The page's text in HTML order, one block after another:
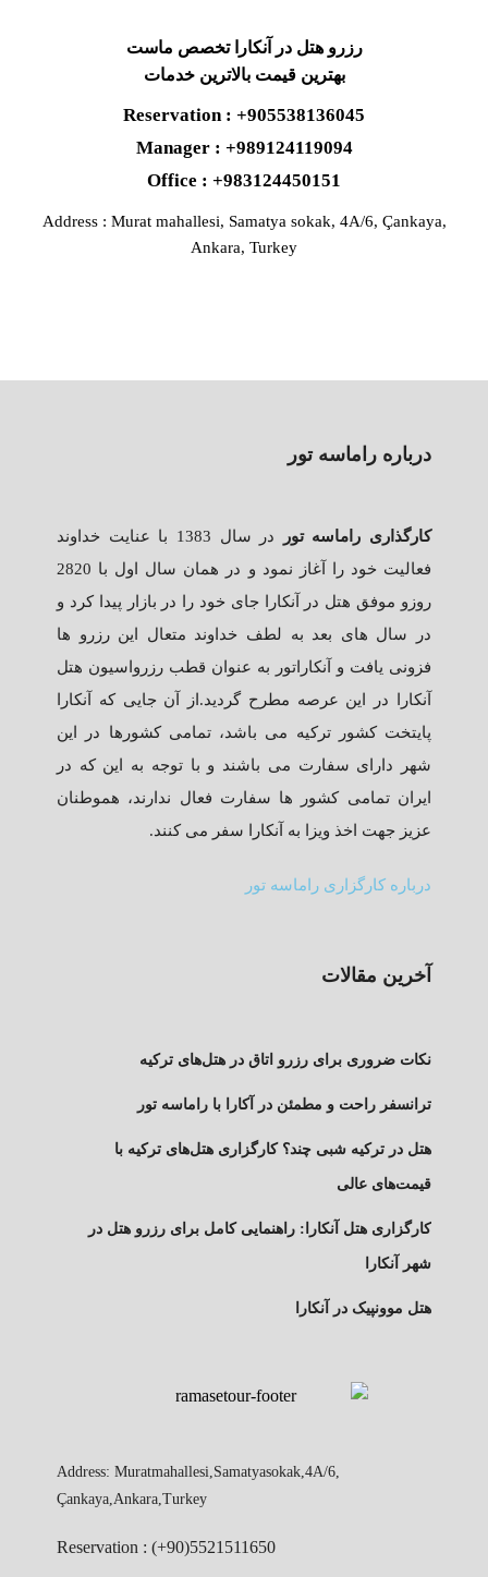
رزرو هتل در آنکارا تخصص ماست
بهترین قیمت بالاترین خدمات
Reservation : +905538136045
Manager : +989124119094
Office : +983124450151
Address : Murat mahallesi, Samatya sokak, 4A/6, Çankaya,
Ankara, Turkey
درباره راماسه تور
کارگذاری راماسه تور
در سال 1383 با عنایت خداوند
فعالیت خود را آغاز نمود و در همان سال اول با 2820
روزو موفق هتل در آنکارا جای خود را در بازار پیدا کرد و
در سال های بعد به لطف خداوند متعال این رزرو ها
فزونی یافت و آنکاراتور به عنوان قطب رزرواسیون هتل
آنکارا در این عرصه مطرح گردید.از آن جایی که آنکارا
پایتخت کشور ترکیه می باشد، تمامی کشورها در این
شهر دارای سفارت می باشند و با توجه به این که در
ایران تمامی کشور ها سفارت فعال ندارند، هموطنان
عزیز جهت اخذ ویزا به آنکارا سفر می کنند.
درباره کارگزاری راماسه تور
آخرین مقالات
نکات ضروری برای رزرو اتاق در هتل‌های ترکیه
ترانسفر راحت و مطمئن در آکارا با راماسه تور
هتل در ترکیه شبی چند؟ کارگزاری هتل‌های ترکیه با
قیمت‌های عالی
کارگزاری هتل آنکارا: راهنمایی کامل برای رزرو هتل در
شهر آنکارا
هتل موونپیک در آنکارا
Address: Muratmahallesi,Samatyasokak,4A/6,
Çankaya,Ankara,Turkey
Reservation : (+90)5521511650